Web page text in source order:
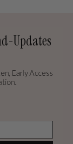
Updates
Early Access